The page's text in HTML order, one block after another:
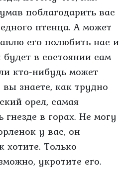
поблагодарить вас
птенца. А может
его полюбить нас и
в состоянии сам
кто-нибудь может
знаете, как трудно
орел, самая
в горах. Не могу
у вас, он
хотите. Только
укротите его.